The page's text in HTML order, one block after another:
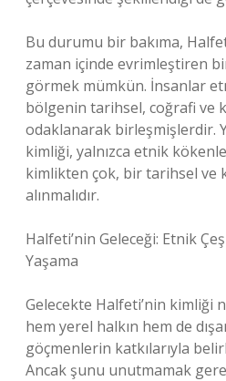
Bu durumu bir bakıma,
zaman içinde evrimleştiren
görmek mümkün. İnsanlar
bölgenin tarihsel, coğrafi ve
odaklanarak birleşmişlerdir.
kimliği, yalnızca etnik
kimlikten çok, bir tarihsel ve
alınmalıdır.
Halfeti’nin Geleceği: Etnik
Yaşama
Gelecekte Halfeti’nin kimliği
hem yerel halkın hem de
göçmenlerin katkılarıyla
Ancak şunu unutmamak